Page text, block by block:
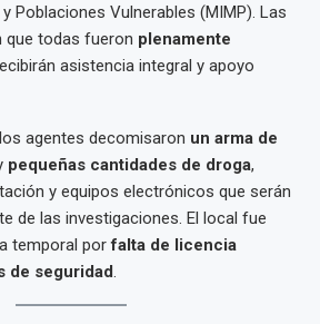
Poblaciones Vulnerables (MIMP). Las
que todas fueron plenamente
asistencia integral y apoyo
agentes decomisaron un arma de
pequeñas cantidades de droga,
y equipos electrónicos que serán
de las investigaciones. El local fue
temporal porfalta de licencia
de seguridad